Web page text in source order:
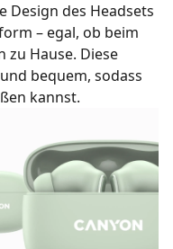
Design des Headsets
– egal, ob beim
zu Hause. Diese
bequem, sodass
kannst.